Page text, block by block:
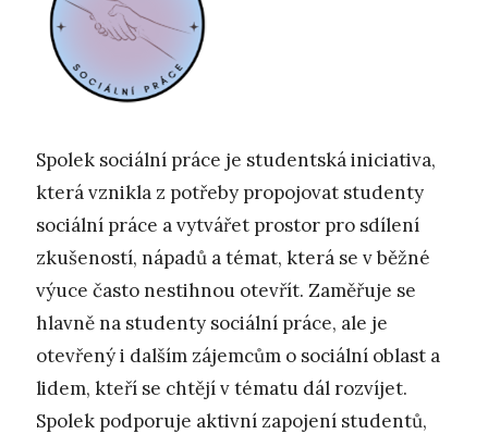
Spolek sociální práce je studentská iniciativa,
která vznikla z potřeby propojovat studenty
sociální práce a vytvářet prostor pro sdílení
zkušeností, nápadů a témat, která se v běžné
výuce často nestihnou otevřít. Zaměřuje se
hlavně na studenty sociální práce, ale je
otevřený i dalším zájemcům o sociální oblast a
lidem, kteří se chtějí v tématu dál rozvíjet.
Spolek podporuje aktivní zapojení studentů,